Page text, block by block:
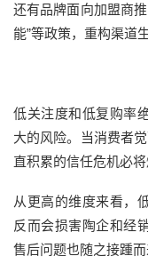
还有品牌面向加盟商
能”等政策，重构渠道生
低关注度和低复购率
大的风险。当消费者
直积累的信任危机必将
从更高的维度来看，
反而会损害陶企和经
售后问题也随之接踵